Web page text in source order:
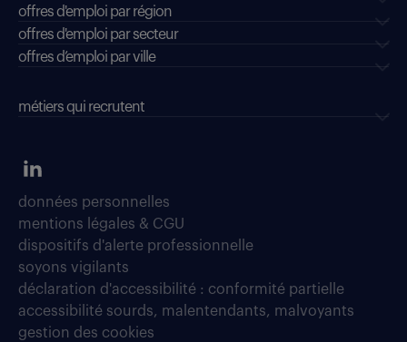
offres d'emploi par région
offres d'emploi par secteur
offres d’emploi par ville
métiers qui recrutent
données personnelles
mentions légales & CGU
dispositifs d'alerte professionnelle
soyons vigilants
déclaration d'accessibilité : conformité partielle
accessibilité sourds, malentendants, malvoyants
gestion des cookies